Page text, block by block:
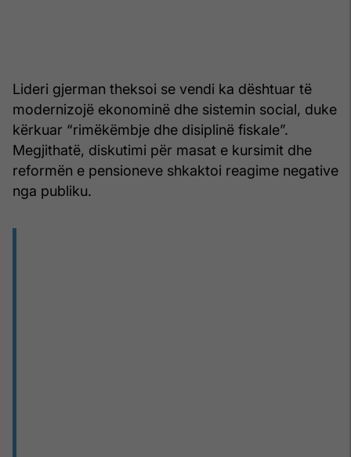
Lideri gjerman theksoi se vendi ka dështuar të
modernizojë ekonominë dhe sistemin social, duke
kërkuar “rimëkëmbje dhe disiplinë fiskale”.
Megjithatë, diskutimi për masat e kursimit dhe
reformën e pensioneve shkaktoi reagime negative
nga publiku.